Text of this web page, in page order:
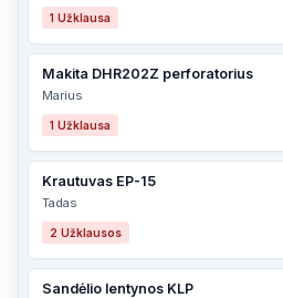
1 Užklausa
Makita DHR202Z perforatorius
Marius
1 Užklausa
Krautuvas EP-15
Tadas
2 Užklausos
Sandėlio lentynos KLP